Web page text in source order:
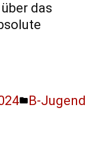
das
B-Jugend